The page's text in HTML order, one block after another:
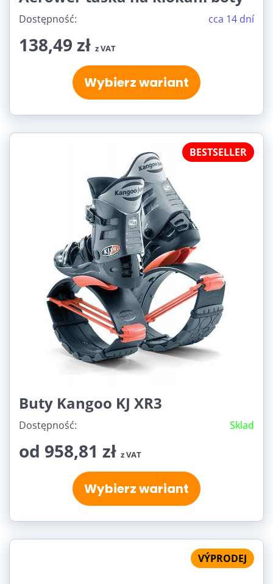
Dostępność: cca 14 dní
138,49 zł z VAT
Wybierz wariant
BESTSELLER
Buty Kangoo KJ XR3
Dostępność: Sklad
od 958,81 zł z VAT
Wybierz wariant
VÝPRODEJ